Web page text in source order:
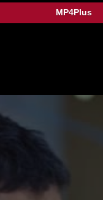
MP4Plus